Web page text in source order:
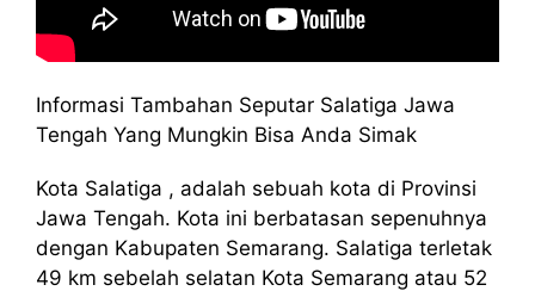
Informasi Tambahan Seputar Salatiga Jawa
Tengah Yang Mungkin Bisa Anda Simak
Kota Salatiga , adalah sebuah kota di Provinsi
Jawa Tengah. Kota ini berbatasan sepenuhnya
dengan Kabupaten Semarang. Salatiga terletak
49 km sebelah selatan Kota Semarang atau 52